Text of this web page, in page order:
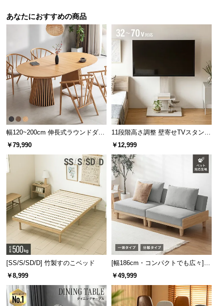
あなたにおすすめの商品
幅120~200cm 伸長式ラウンドダイ
ニングテーブル 6人掛け 天然木突
￥79,990
11段階高さ調整 壁寄せTVスタンド
キャスター付き 上下左右角度調節
￥12,999
[SS/S/SD/D] 竹製すのこベッド
￥8,999
[幅186cm・コンパクトでも広々] 3
人掛けソファベッド リクライニン
グ 天然木フレーム 北欧
￥49,999